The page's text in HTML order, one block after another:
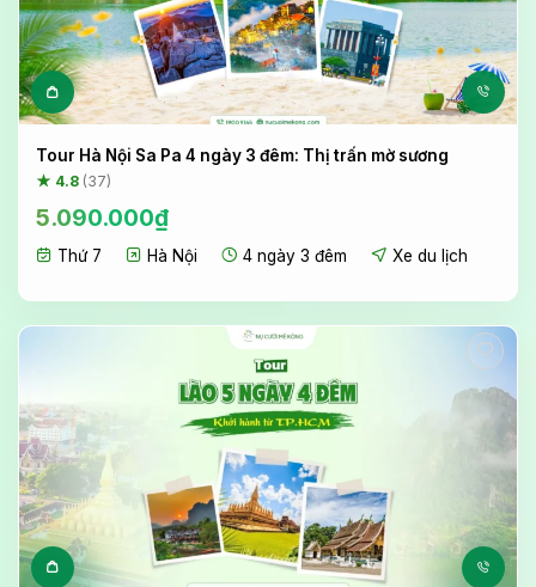
Tour Hà Nội Sa Pa 4 ngày 3 đêm: Thị trấn mờ sương
★ 4.8 (37)
5.090.000₫
Thứ 7 Hà Nội 4 ngày 3 đêm Xe du lịch